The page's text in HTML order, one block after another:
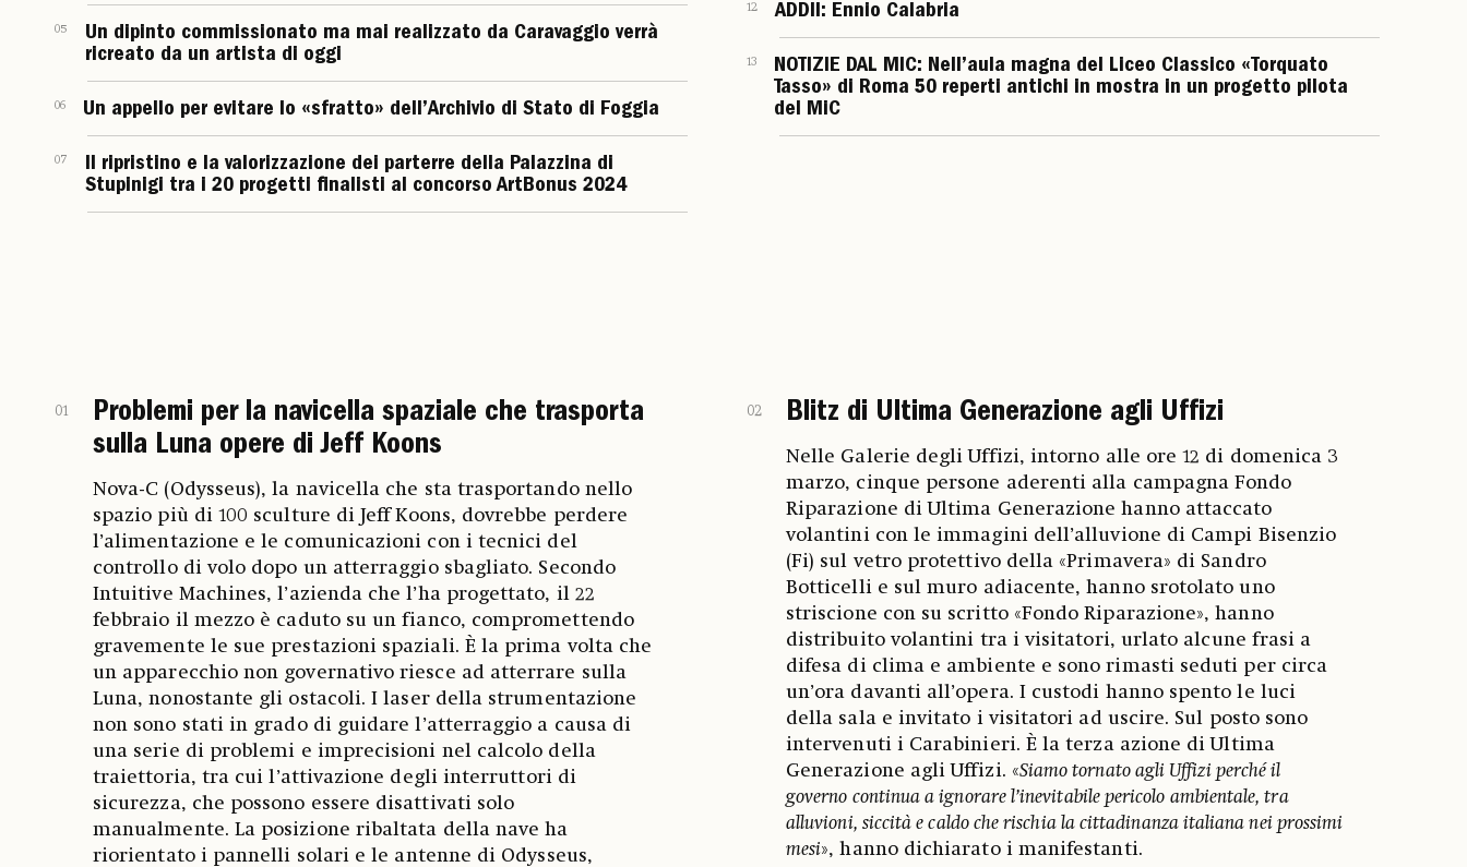
05
Un dipinto commissionato ma mai realizzato da Caravaggio verrà
ricreato da un artista di oggi
06 Un appello per evitare lo «sfratto» dell’Archivio di Stato di Foggia
07
Il ripristino e la valorizzazione dei parterre della Palazzina di
Stupinigi tra i 20 progetti finalisti al concorso ArtBonus 2024
12 ADDII: Ennio Calabria
13
NOTIZIE DAL MIC: Nell’aula magna del Liceo Classico «Torquato
Tasso» di Roma 50 reperti antichi in mostra in un progetto pilota
del MiC
01
Problemi per la navicella spaziale che trasporta
sulla Luna opere di Jeff Koons
Nova-C (Odysseus), la navicella che sta trasportando nello
spazio più di 100 sculture di Jeff Koons, dovrebbe perdere
l’alimentazione e le comunicazioni con i tecnici del
controllo di volo dopo un atterraggio sbagliato. Secondo
Intuitive Machines, l’azienda che l’ha progettato, il 22
febbraio il mezzo è caduto su un fianco, compromettendo
gravemente le sue prestazioni spaziali. È la prima volta che
un apparecchio non governativo riesce ad atterrare sulla
Luna, nonostante gli ostacoli. I laser della strumentazione
non sono stati in grado di guidare l’atterraggio a causa di
una serie di problemi e imprecisioni nel calcolo della
traiettoria, tra cui l’attivazione degli interruttori di
sicurezza, che possono essere disattivati solo
manualmente. La posizione ribaltata della nave ha
riorientato i pannelli solari e le antenne di Odysseus,
02 Blitz di Ultima Generazione agli Uffizi
Nelle Galerie degli Uffizi, intorno alle ore 12 di domenica 3
marzo, cinque persone aderenti alla campagna Fondo
Riparazione di Ultima Generazione hanno attaccato
volantini con le immagini dell’alluvione di Campi Bisenzio
(Fi) sul vetro protettivo della «Primavera» di Sandro
Botticelli e sul muro adiacente, hanno srotolato uno
striscione con su scritto «Fondo Riparazione», hanno
distribuito volantini tra i visitatori, urlato alcune frasi a
difesa di clima e ambiente e sono rimasti seduti per circa
un’ora davanti all’opera. I custodi hanno spento le luci
della sala e invitato i visitatori ad uscire. Sul posto sono
intervenuti i Carabinieri. È la terza azione di Ultima
Generazione agli Uffizi. «Siamo tornato agli Uffizi perché il
governo continua a ignorare l’inevitabile pericolo ambientale, tra
alluvioni, siccità e caldo che rischia la cittadinanza italiana nei prossimi
mesi», hanno dichiarato i manifestanti.